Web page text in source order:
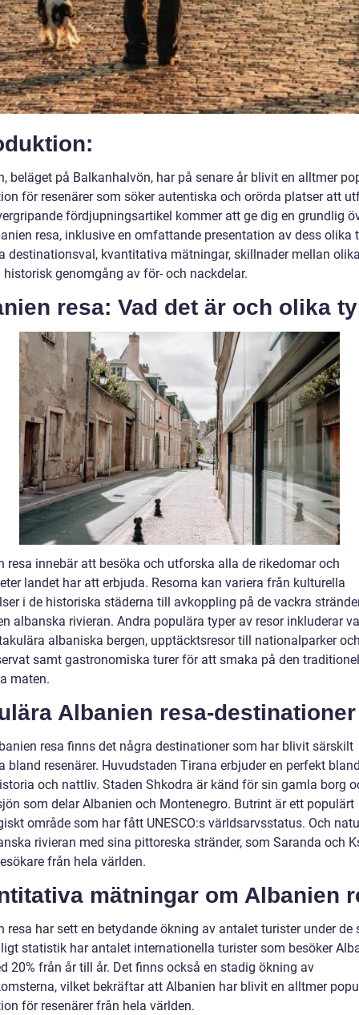
beläget på Balkanhalvön, har på senare år blivit en alltmer
för resenärer som söker autentiska och orörda platser att
fördjupningsartikel kommer att ge dig en grundlig
resa, inklusive en omfattande presentation av dess olika
destinationsval, kvantitativa mätningar, skillnader mellan
historisk genomgång av för- och nackdelar.
resa: Vad det är och olika
resa innebär att besöka och utforska alla de rikedomar och
landet har att erbjuda. Resorna kan variera från kulturella
i de historiska städerna till avkoppling på de vackra
albanska rivieran. Andra populära typer av resor inkluderar
albaniska bergen, upptäcktsresor till nationalparker
samt gastronomiska turer för att smaka på den
maten.
Albanien resa-destinationer
resa finns det några destinationer som har blivit särskilt
bland resenärer. Huvudstaden Tirana erbjuder en perfekt
och nattliv. Staden Shkodra är känd för sin gamla borg
som delar Albanien och Montenegro. Butrint är ett populärt
område som har fått UNESCO:s världsarvsstatus. Och
rivieran med sina pittoreska stränder, som Saranda och
från hela världen.
mätningar om Albanien
resa har sett en betydande ökning av antalet turister under de
statistik har antalet internationella turister som besöker
20% från år till år. Det finns också en stadig ökning av
vilket bekräftar att Albanien har blivit en alltmer
för resenärer från hela världen.